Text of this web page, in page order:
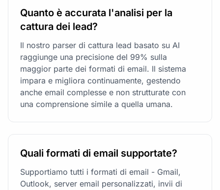
Quanto è accurata l'analisi per la
cattura dei lead?
Il nostro parser di cattura lead basato su AI
raggiunge una precisione del 99% sulla
maggior parte dei formati di email. Il sistema
impara e migliora continuamente, gestendo
anche email complesse e non strutturate con
una comprensione simile a quella umana.
Quali formati di email supportate?
Supportiamo tutti i formati di email - Gmail,
Outlook, server email personalizzati, invii di